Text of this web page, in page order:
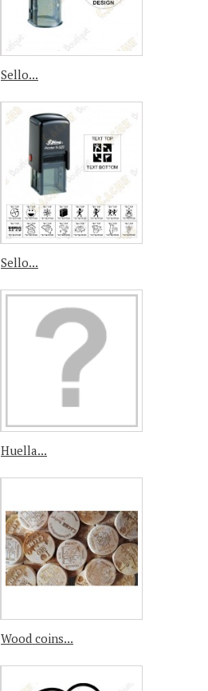
Sello...
Sello...
Huella...
Wood coins...